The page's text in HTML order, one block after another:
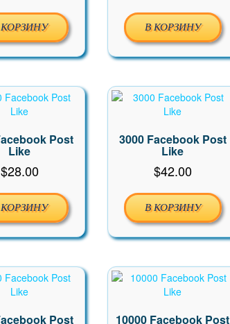
КОРЗИНУ В КОРЗИНУ
Post
Like
$28.00
КОРЗИНУ
3000 Facebook Post
Like
$42.00
В КОРЗИНУ
Post 10000 Facebook Post